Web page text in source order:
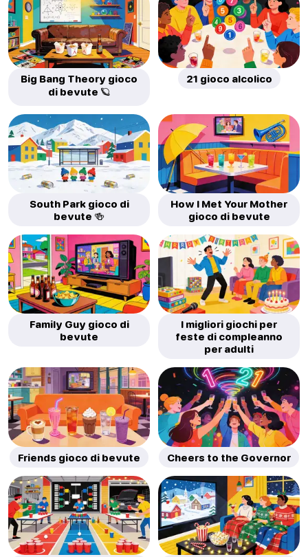
Big Bang Theory gioco
di bevute 🪐
21 gioco alcolico
South Park gioco di
bevute 🍻
How I Met Your Mother
gioco di bevute
Family Guy gioco di
bevute
I migliori giochi per
feste di compleanno
per adulti
Friends gioco di bevute Cheers to the Governor